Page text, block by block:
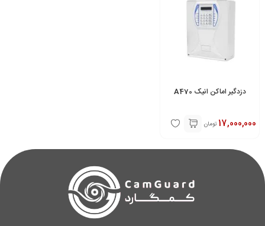
دزدگیر اماکن انیک A470
17,000,000 تومان